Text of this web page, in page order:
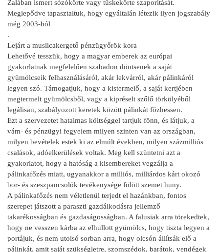
Zalában ismert sózókörte vagy tüskekörte szaporítását.
Meglepődve tapasztaltuk, hogy egyáltalán létezik ilyen jogszabály
még 2003-ból
.
Lejárt a muslicakergető pénzügyőrök kora
Lehetővé tesszük, hogy a magyar emberek az európai
gyakorlatnak megfelelően szabadon döntsenek a saját
gyümölcseik felhasználásáról, akár lekvárról, akár pálinkáról
legyen szó. Támogatjuk, hogy a kistermelő, a saját kertjében
megtermelt gyümölcsből, vagy a kipréselt szőlő törkölyéből
legálisan, szabályozott keretek között pálinkát főzhessen.
Ezt a szervezetet hatalmas költséggel tartjuk fönn, és látjuk, a
vám- és pénzügyi fegyelem milyen szinten van az országban,
milyen bevételek estek ki az elmúlt években, milyen százmilliós
csalások, adóelkerülések voltak. Meg kell szüntetni azt a
gyakorlatot, hogy a hatóság a kisembereket vegzálja a
pálinkafőzés miatt, ugyanakkor a milliós, milliárdos kárt okozó
bor- és szeszpancsolók tevékenysége fölött szemet huny.
A pálinkafőzés nem véletlenül terjedt el hazánkban, fontos
szerepet játszott a paraszti gazdálkodásra jellemző
takarékosságban és gazdaságosságban. A falusiak arra törekedtek,
hogy ne vesszen kárba az elhullott gyümölcs, hogy tiszta legyen a
portájuk, és nem utolsó sorban arra, hogy olcsón állítsák elő a
pálinkát, amit saját szükségletre, szomszédok, barátok, vendégek